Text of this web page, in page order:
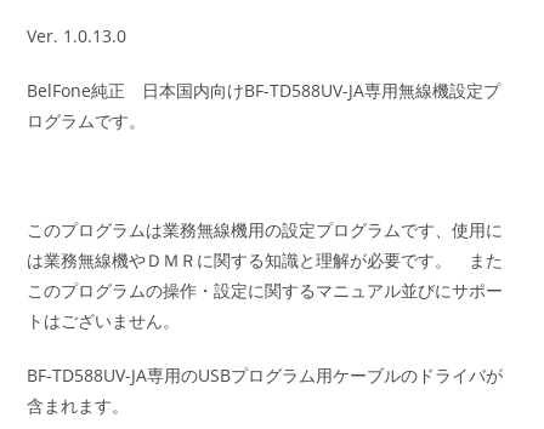
Ver. 1.0.13.0
BelFone純正 日本国内向けBF-TD588UV-JA専用無線機設定プ
ログラムです。
このプログラムは業務無線機用の設定プログラムです、使用に
は業務無線機やＤＭＲに関する知識と理解が必要です。 また
このプログラムの操作・設定に関するマニュアル並びにサポー
トはございません。
BF-TD588UV-JA専用のUSBプログラム用ケーブルのドライバが
含まれます。